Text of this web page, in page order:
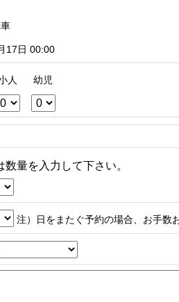
17日 00:00
人 幼児
量を入力して下さい。
注）日をまたぐ予約の場合、お手数